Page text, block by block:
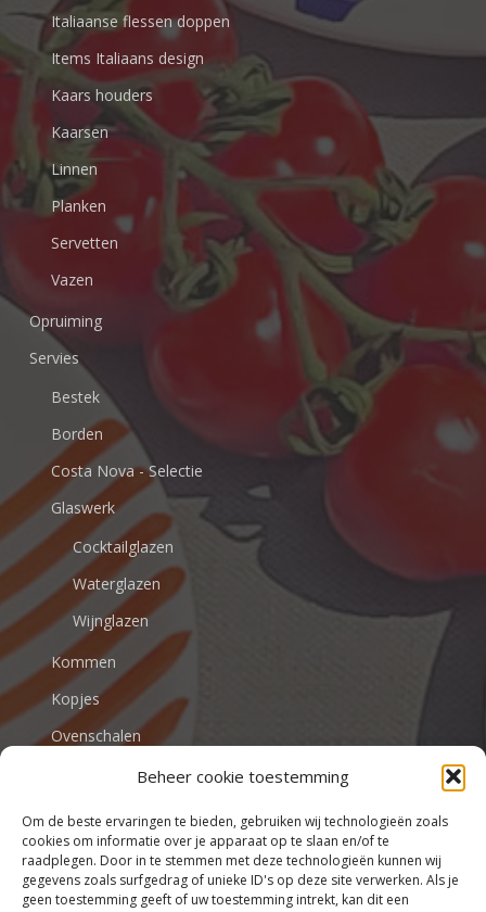
Beheer cookie toestemming
Om de beste ervaringen te bieden, gebruiken wij technologieën zoals
cookies om informatie over je apparaat op te slaan en/of te
raadplegen. Door in te stemmen met deze technologieën kunnen wij
gegevens zoals surfgedrag of unieke ID's op deze site verwerken. Als je
geen toestemming geeft of uw toestemming intrekt, kan dit een
Italiaanse flessen doppen
Items Italiaans design
Kaars houders
Kaarsen
Linnen
Planken
Servetten
Vazen
Opruiming
Servies
Bestek
Borden
Costa Nova - Selectie
Glaswerk
Cocktailglazen
Waterglazen
Wijnglazen
Kommen
Kopjes
Ovenschalen
Stijlvol tafelen begint bij Tafel